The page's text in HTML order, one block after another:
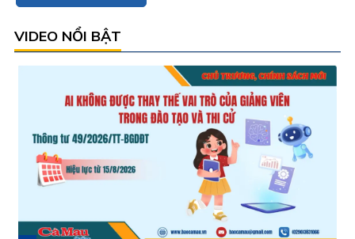
VIDEO NỔI BẬT